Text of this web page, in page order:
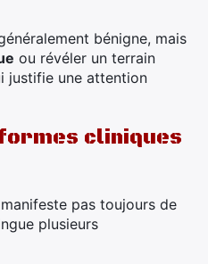
bénigne, mais
ou révéler un terrain
justifie une attention
cliniques
pas toujours de
plusieurs